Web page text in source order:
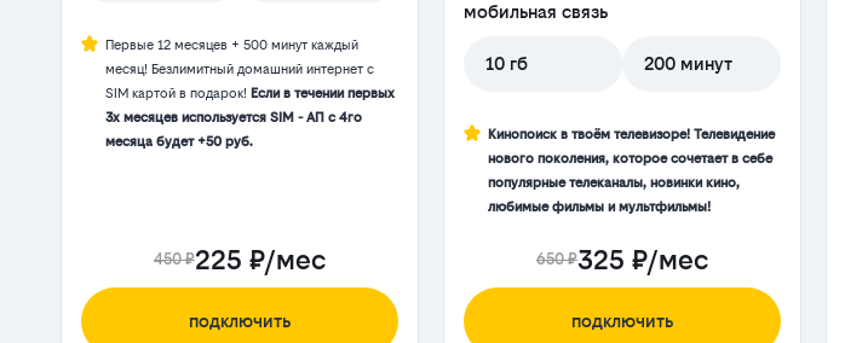
Первые 12 месяцев + 500 минут каждый
месяц! Безлимитный домашний интернет с
SIM картой в подарок! Если в течении первых
3х месяцев используется SIM - АП с 4го
месяца будет +50 руб.
450 ₽225 ₽/мес
подключить
мобильная связь
10 гб 200 минут
Кинопоиск в твоём телевизоре! Телевидение
нового поколения, которое сочетает в себе
популярные телеканалы, новинки кино,
любимые фильмы и мультфильмы!
650 ₽325 ₽/мес
подключить